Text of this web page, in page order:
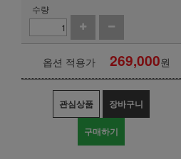
수량
옵션 적용가 269,000원
관심상품 장바구니
구매하기